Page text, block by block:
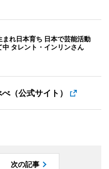
れ日本育ち 日本で芸能活動
タレント・インリンさん
（公式サイト）
次の記事